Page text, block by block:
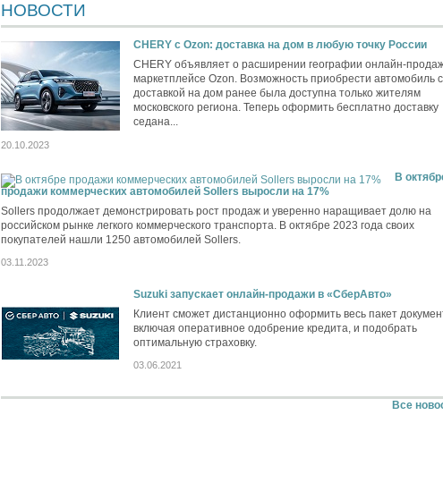
НОВОСТИ
CHERY c Ozon: доставка на дом в любую точку России
CHERY объявляет о расширении географии онлайн-
маркетплейсе Ozon. Возможность приобрести автомобиль с
доставкой на дом ранее была доступна только жителям
московского региона. Теперь оформить бесплатно доставку
седана...
20.10.2023
В
продажи коммерческих автомобилей Sollers выросли на 17%
Sollers продолжает демонстрировать рост продаж и уверенно наращивает долю на
российском рынке легкого коммерческого транспорта. В октябре 2023 года своих
покупателей нашли 1250 автомобилей Sollers.
03.11.2023
Suzuki запускает онлайн-продажи в «СберАвто»
Клиент сможет дистанционно оформить весь пакет
включая оперативное одобрение кредита, и подобрать
оптимальную страховку.
03.06.2021
Все